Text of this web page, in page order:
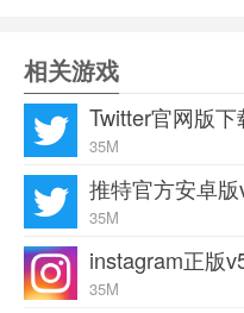
instagram正版软件功能
1.添加特效、背景音乐
您的想法变成现实。
2.上传您的创意视频剪
3.欣赏数以百万计的娱乐
相关游戏
Twitter官网版
35M
推特官方安卓
35M
instagram正版
35M